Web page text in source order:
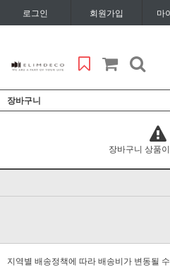
로그인 회원가입 마
장바구니
장바구니 상품
지역별 배송정책에 따라 배송비가 변동될